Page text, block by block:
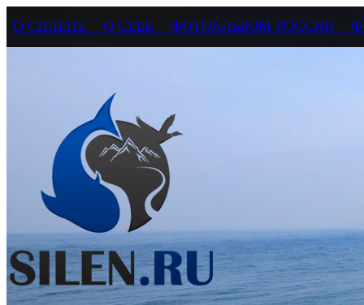
О СИЛЕНЕ О СЕБЕ ФОТОАЛЬБОМ РОССИЯ